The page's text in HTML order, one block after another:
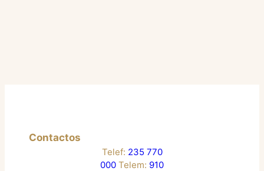
Contactos
Telef: 235 770
000 Telem: 910